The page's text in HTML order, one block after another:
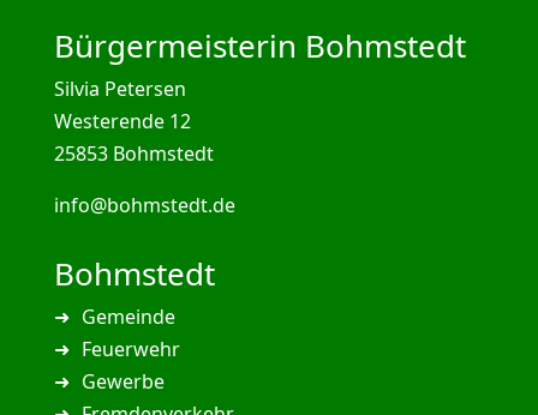
Bürgermeisterin Bohmstedt
Silvia Petersen
Westerende 12
25853 Bohmstedt
info@bohmstedt.de
Bohmstedt
Gemeinde
Feuerwehr
Gewerbe